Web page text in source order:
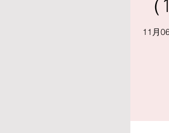
11月